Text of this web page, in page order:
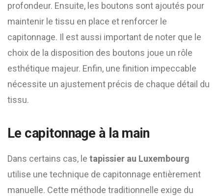
profondeur. Ensuite, les boutons sont ajoutés pour
maintenir le tissu en place et renforcer le
capitonnage. Il est aussi important de noter que le
choix de la disposition des boutons joue un rôle
esthétique majeur. Enfin, une finition impeccable
nécessite un ajustement précis de chaque détail du
tissu.
Le capitonnage à la main
Dans certains cas, le tapissier au Luxembourg
utilise une technique de capitonnage entièrement
manuelle. Cette méthode traditionnelle exige du